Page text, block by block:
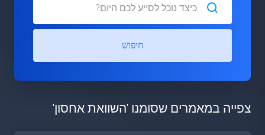
חיפוש
צפייה במאמרים שסומנו 'השוואת אחסון'